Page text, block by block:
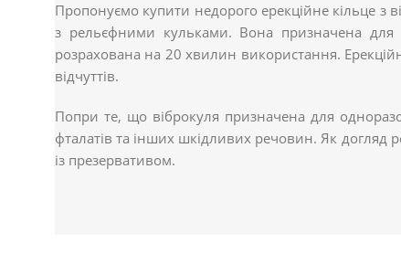
Пропонуємо купити недорого ерекційне кільце з
з рельєфними кульками. Вона призначена для
розрахована на 20 хвилин використання.
відчуттів.
Попри те, що віброкуля призначена для
фталатів та інших шкідливих речовин. Як
із презервативом.